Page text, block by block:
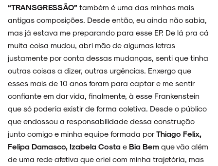
“TRANSGRESSÃO” também é uma das minhas mais
antigas composições. Desde então, eu ainda não sabia,
mas já estava me preparando para esse EP. De lá pra cá
muita coisa mudou, abri mão de algumas letras
justamente por conta dessas mudanças, senti que tinha
outras coisas a dizer, outras urgências. Enxergo que
esses mais de 10 anos foram para captar e me sentir
confiante em dar vida, finalmente, à esse Frankenstein
que só poderia existir de forma coletiva. Desde o público
que endossou a responsabilidade dessa construção
junto comigo e minha equipe formada porThiago Felix,
Felipa Damasco, Izabela Costa e Bia Bem que vão além
de uma rede afetiva que criei com minha trajetória, mas